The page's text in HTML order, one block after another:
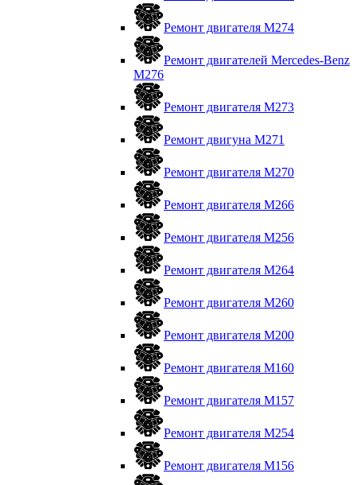
Ремонт двигателя М274
Ремонт двигателей Mercedes-Benz
M276
Ремонт двигателя М273
Ремонт двигуна М271
Ремонт двигателя М270
Ремонт двигателя М266
Ремонт двигателя М256
Ремонт двигателя М264
Ремонт двигателя М260
Ремонт двигателя M200
Ремонт двигателя М160
Ремонт двигателя М157
Ремонт двигателя М254
Ремонт двигателя М156